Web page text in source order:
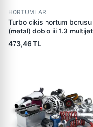
HORTUMLAR
Turbo cikis hortum borusu
(metal) doblo iii 1.3 multijet
09> 51984103 - 51812225
473,46 TL